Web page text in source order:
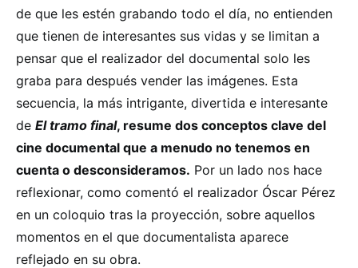
de que les estén grabando todo el día, no entienden
que tienen de interesantes sus vidas y se limitan a
pensar que el realizador del documental solo les
graba para después vender las imágenes. Esta
secuencia, la más intrigante, divertida e interesante
de El tramo final, resume dos conceptos clave del
cine documental que a menudo no tenemos en
cuenta o desconsideramos. Por un lado nos hace
reflexionar, como comentó el realizador Óscar Pérez
en un coloquio tras la proyección, sobre aquellos
momentos en el que documentalista aparece
reflejado en su obra.